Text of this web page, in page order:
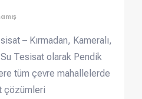
– Kırmadan, Kameralı,
Tesisat olarak Pendik
tüm çevre mahallelerde
çözümleri